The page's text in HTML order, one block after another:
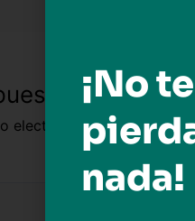
electrónico no será
¡No te
nada!